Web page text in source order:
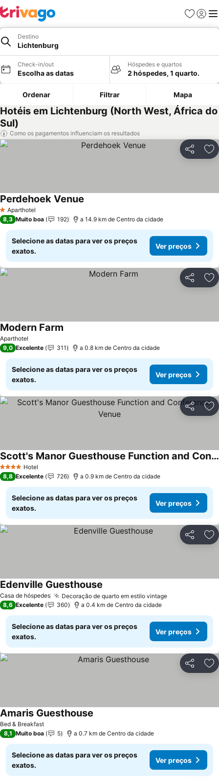
Favoritos
Iniciar
Destino
Lichtenburg
Check-in/out
Escolha as datas
Hóspedes e quartos
2 hóspedes, 1 quarto.
Ordenar Filtrar Mapa
Hotéis em Lichtenburg (North West, África do
Sul)
Como os pagamentos influenciam os resultados
Partilhar
1 Estrelas
Aparthotel
Perdehoek Venue
8,3 Muito boa 192 a 14.9 km de Centro da cidade
Selecione as datas para ver os preços
exatos.
Ver preços
Partilhar
Aparthotel
Modern Farm
9,0 Excelente 311 a 0.8 km de Centro da cidade
Selecione as datas para ver os preços
exatos.
Ver preços
Partilhar
4 EstrelasHotel
Scott's Manor Guesthouse Function and Conference Venue
8,8 Excelente 726 a 0.9 km de Centro da cidade
Selecione as datas para ver os preços
exatos.
Ver preços
Partilhar
Casa de hóspedes Decoração de quarto em estilo vintage
Edenville Guesthouse
8,6 Excelente 360 a 0.4 km de Centro da cidade
Selecione as datas para ver os preços
exatos.
Ver preços
Partilhar
Bed & Breakfast
Amaris Guesthouse
8,1 Muito boa 5 a 0.7 km de Centro da cidade
Selecione as datas para ver os preços
exatos.
Ver preços